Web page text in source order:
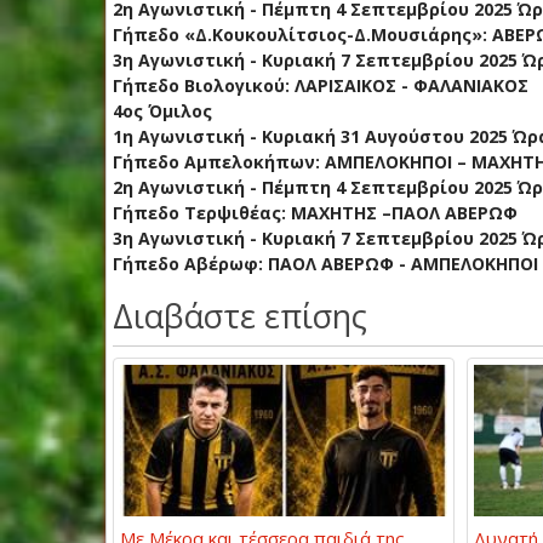
2η Αγωνιστική - Πέμπτη 4 Σεπτεμβρίου 2025
Γήπεδο «Δ.Κουκουλίτσιος-Δ.Μουσιάρης»:
3η Αγωνιστική - Κυριακή 7 Σεπτεμβρίου 2025
Γήπεδο Βιολογικού: ΛΑΡΙΣΑΙΚΟΣ - ΦΑΛΑΝΙΑΚΟΣ
4ος Όμιλος
1η Αγωνιστική - Κυριακή 31 Αυγούστου 2025
Γήπεδο Αμπελοκήπων: ΑΜΠΕΛΟΚΗΠΟΙ –
2η Αγωνιστική - Πέμπτη 4 Σεπτεμβρίου 2025
Γήπεδο Τερψιθέας: ΜΑΧΗΤΗΣ –ΠΑΟΛ ΑΒΕΡΩΦ
3η Αγωνιστική - Κυριακή 7 Σεπτεμβρίου 2025
Γήπεδο Αβέρωφ: ΠΑΟΛ ΑΒΕΡΩΦ - ΑΜΠΕΛΟΚΗΠΟΙ
Διαβάστε επίσης
Με Μέκρα και τέσσερα παιδιά της Δυνατή